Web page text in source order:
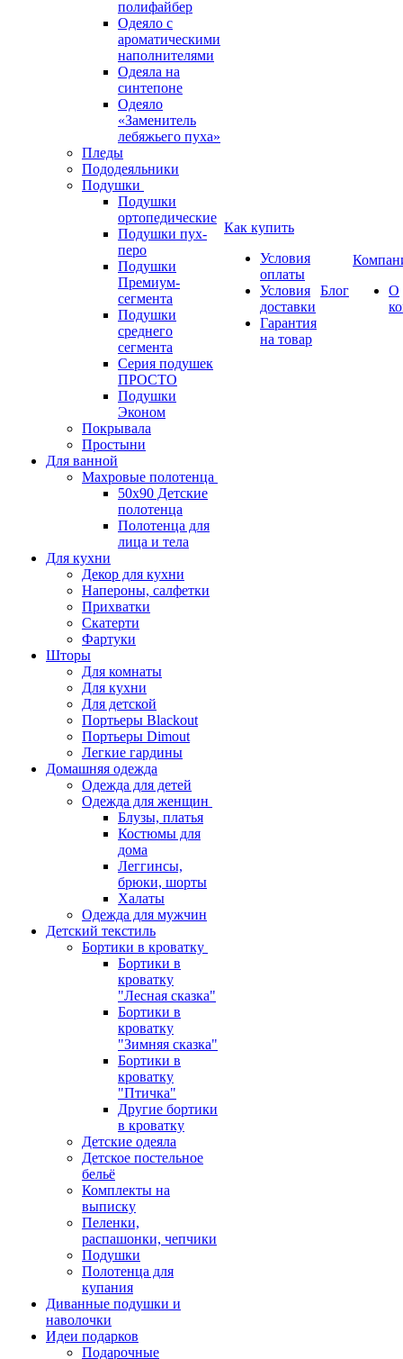
полифайбер
Одеяло с
ароматическими
наполнителями
Одеяла на
синтепоне
Одеяло
«Заменитель
лебяжьего пуха»
Пледы
Пододеяльники
Подушки
Подушки
ортопедические
Подушки пух-
перо
Подушки
Премиум-
сегмента
Подушки
среднего
сегмента
Серия подушек
ПРОСТО
Подушки
Эконом
Покрывала
Простыни
Для ванной
Махровые полотенца
50х90 Детские
полотенца
Полотенца для
лица и тела
Для кухни
Декор для кухни
Напероны, салфетки
Прихватки
Скатерти
Фартуки
Шторы
Для комнаты
Для кухни
Для детской
Портьеры Blackout
Портьеры Dimout
Легкие гардины
Домашняя одежда
Одежда для детей
Одежда для женщин
Блузы, платья
Костюмы для
дома
Леггинсы,
брюки, шорты
Халаты
Одежда для мужчин
Детский текстиль
Бортики в кроватку
Бортики в
кроватку
"Лесная сказка"
Бортики в
кроватку
"Зимняя сказка"
Бортики в
кроватку
"Птичка"
Другие бортики
в кроватку
Детские одеяла
Детское постельное
бельё
Комплекты на
выписку
Пеленки,
распашонки, чепчики
Подушки
Полотенца для
купания
Диванные подушки и
наволочки
Идеи подарков
Подарочные
Как купить
Условия
оплаты
Условия
доставки
Гарантия
на товар
Блог
О